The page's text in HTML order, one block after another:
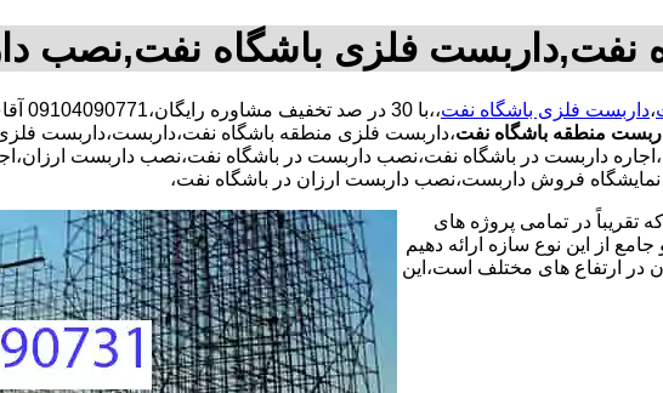
نفت,داربست فلزی باشگاه نفت,نصب
،داربست فلزی باشگاه نفت،،با 30 در صد تخفیف مشاوره رایگان،09104090771 آقای علیرضا قاسمی شبانه روزی کارگران مجرب
منطقه باشگاه نفت،داربست فلزی منطقه باشگاه نفت،داربست،داربست
داربست در باشگاه نفت،نصب داربست در باشگاه نفت،نصب داربست
فروش داربست،نصب داربست ارزان در باشگاه نفت،
تقریباً در تمامی پروژه های
از این نوع سازه ارائه دهیم
در ارتفاع های مختلف است،این